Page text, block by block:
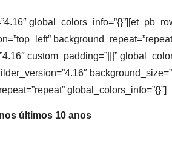
custom_padding=”|||”
global_colors_info=”{}”]
últimos 10 anos